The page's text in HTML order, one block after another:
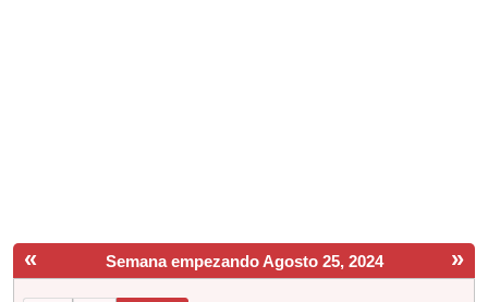
« »
Semana empezando Agosto 25, 2024